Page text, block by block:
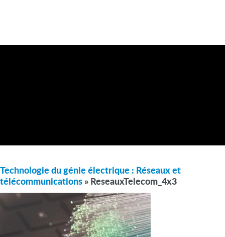
Technologie du génie électrique : Réseaux et
télécommunications » ReseauxTelecom_4x3